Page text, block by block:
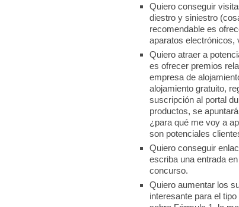
Quiero conseguir
diestro y siniestro
recomendable es
aparatos electrónicos,
Quiero atraer a
es ofrecer premios
empresa de
alojamiento gratuito,
suscripción al portal
productos, se
¿para qué me voy a
son potenciales
Quiero conseguir
escriba una entrada
concurso.
Quiero aumentar los
interesante para el